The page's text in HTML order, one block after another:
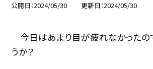
公開日 2024/05/30 更新日 2024/05/30
今日はあまり目が疲れなかったの
うか？